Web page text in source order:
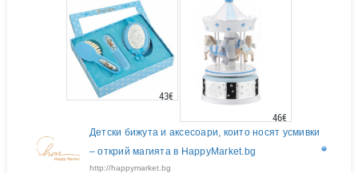
43€
46€
Детски бижута и аксесоари, които носят усмивки
– открий магията в HappyMarket.bg
http://happymarket.bg